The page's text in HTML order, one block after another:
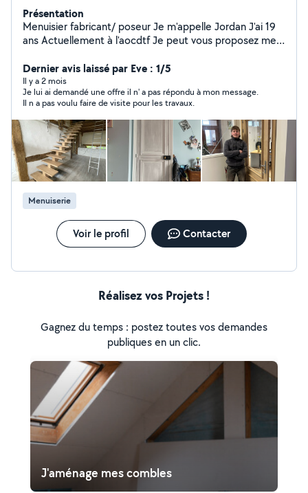
Présentation
Menuisier fabricant/ poseur Je m'appelle Jordan J'ai 19
ans Actuellement à l'aocdtf Je peut vous proposez mes
Et encore bien d'autre Assidu je certifie être
professionnel tout au long de la fabrication à la pose.
(travail seul ou en équipe)
Dernier avis laissé par Eve : 1/5
Il y a 2 mois
Je lui ai demandé une offre il n' a pas répondu à mon message.
Il n a pas voulu faire de visite pour les travaux.
Menuiserie
Voir le profil Contacter
Réalisez vos Projets !
Gagnez du temps : postez toutes vos demandes
publiques en un clic.
J'aménage mes combles